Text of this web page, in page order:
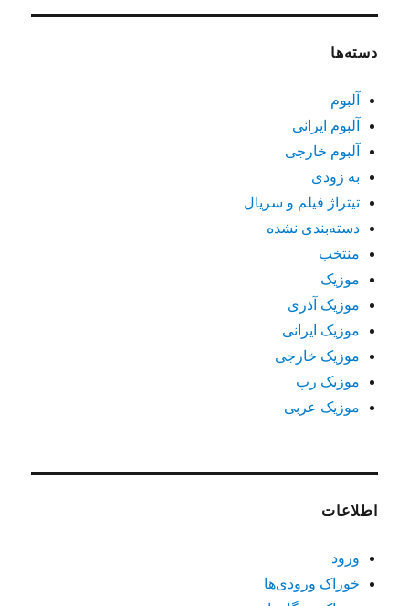
دسته‌ها
آلبوم
آلبوم ایرانی
آلبوم خارجی
به زودی
تیتراژ فیلم و سریال
دسته‌بندی نشده
منتخب
موزیک
موزیک آذری
موزیک ایرانی
موزیک خارجی
موزیک رپ
موزیک عربی
اطلاعات
ورود
خوراک ورودی‌ها